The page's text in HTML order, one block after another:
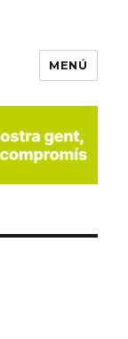
MENÚ